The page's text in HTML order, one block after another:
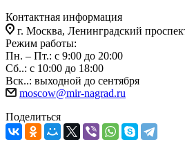
Контактная информация
г. Москва, Ленинградский
Режим работы:
Пн. – Пт.: с 9:00 до 20:00
Сб..: с 10:00 до 18:00
Вск..: выходной до сентября
moscow@mir-nagrad.ru
Поделиться